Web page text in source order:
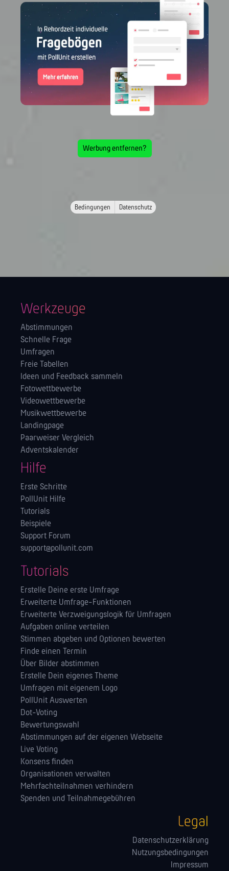
Werbung entfernen?
Bedingungen Datenschutz
Werkzeuge
Abstimmungen
Schnelle Frage
Umfragen
Freie Tabellen
Ideen und Feedback sammeln
Fotowettbewerbe
Videowettbewerbe
Musikwettbewerbe
Landingpage
Paarweiser Vergleich
Adventskalender
Hilfe
Erste Schritte
PollUnit Hilfe
Tutorials
Beispiele
Support Forum
support@pollunit.com
Tutorials
Erstelle Deine erste Umfrage
Erweiterte Umfrage-Funktionen
Erweiterte Verzweigungslogik für Umfragen
Aufgaben online verteilen
Stimmen abgeben und Optionen bewerten
Finde einen Termin
Über Bilder abstimmen
Erstelle Dein eigenes Theme
Umfragen mit eigenem Logo
PollUnit Auswerten
Dot-Voting
Bewertungswahl
Abstimmungen auf der eigenen Webseite
Live Voting
Konsens finden
Orga­nisationen verwalten
Mehrfachteilnahmen verhindern
Spenden und Teilnahmegebühren
Legal
Datenschutzerklärung
Nutzungsbedingungen
Impressum